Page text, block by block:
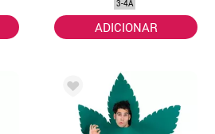
3-4A
ADICIONAR